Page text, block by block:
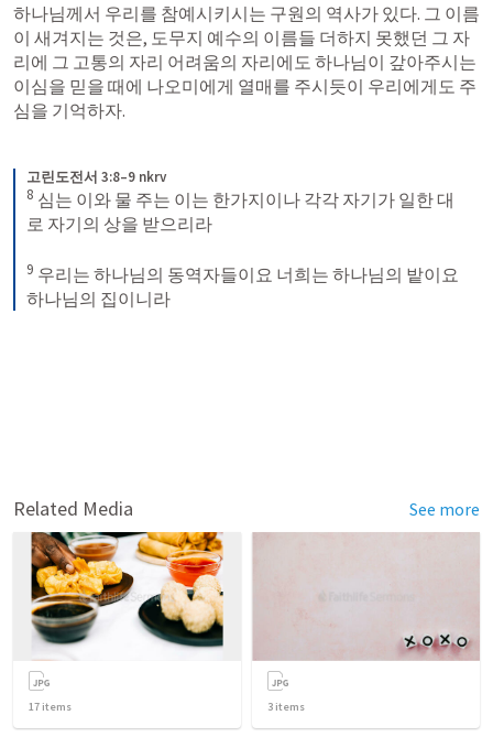
하나님께서 우리를 참예시키시는 구원의 역사가 있다. 그 이름
이 새겨지는 것은, 도무지 예수의 이름들 더하지 못했던 그 자
리에 그 고통의 자리 어려움의 자리에도 하나님이 갚아주시는
이심을 믿을 때에 나오미에게 열매를 주시듯이 우리에게도 주
심을 기억하자.
고린도전서 3:8–9 nkrv
8 심는 이와 물 주는 이는 한가지이나 각각 자기가 일한 대
로 자기의 상을 받으리라
9 우리는 하나님의 동역자들이요 너희는 하나님의 밭이요
하나님의 집이니라
Related Media See more
17 items 3 items